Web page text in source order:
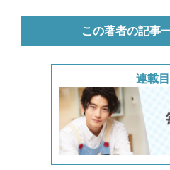
この著者の記事
連載